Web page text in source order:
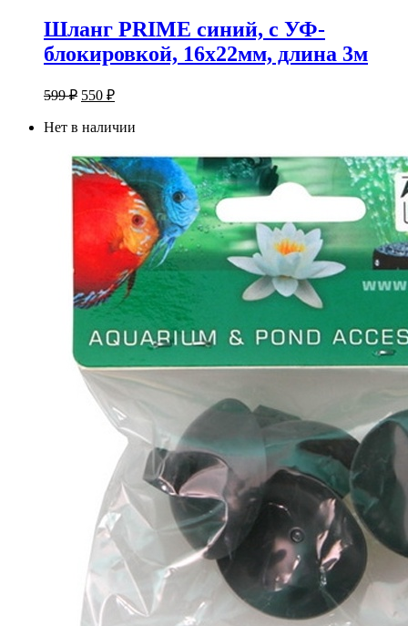
Шланг PRIME синий, с УФ-
блокировкой, 16х22мм, длина 3м
599₽ Первоначальная
составляла
550 ₽Текущая
550 ₽.
Нет в наличии